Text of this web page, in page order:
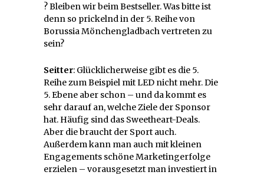
? Bleiben wir beim Bestseller. Was bitte ist
denn so prickelnd in der 5. Reihe von
Borussia Mönchengladbach vertreten zu
sein?
Seitter: Glücklicherweise gibt es die 5.
Reihe zum Beispiel mit LED nicht mehr. Die
5. Ebene aber schon – und da kommt es
sehr darauf an, welche Ziele der Sponsor
hat. Häufig sind das Sweetheart-Deals.
Aber die braucht der Sport auch.
Außerdem kann man auch mit kleinen
Engagements schöne Marketingerfolge
erzielen – vorausgesetzt man investiert in